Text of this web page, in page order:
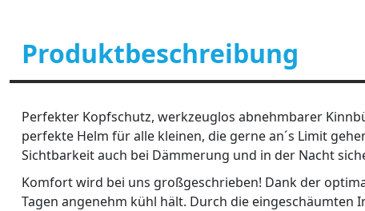
Produktbeschreibung
Perfekter Kopfschutz, werkzeuglos abnehmbarer
perfekte Helm für alle kleinen, die gerne an´s Limit
Sichtbarkeit auch bei Dämmerung und in der Nacht
Komfort wird bei uns großgeschrieben! Dank der
Tagen angenehm kühl hält. Durch die